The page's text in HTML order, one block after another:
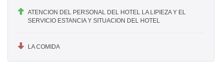
ATENCION DEL PERSONAL DEL HOTEL LA LIPIEZA Y EL
SERVICIO ESTANCIA Y SITUACION DEL HOTEL
LA COMIDA